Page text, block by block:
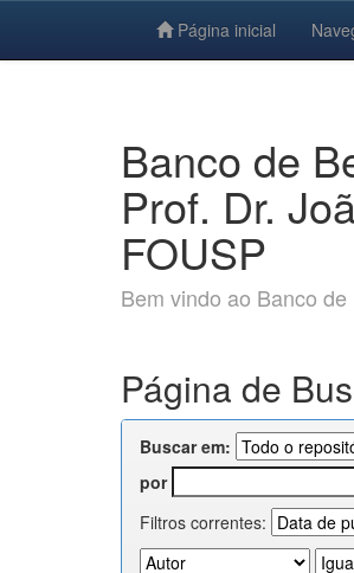
Página inicial
Banco de
Prof. Dr.
FOUSP
Bem vindo ao Banco
Página de
Buscar em:
por
Filtros correntes: